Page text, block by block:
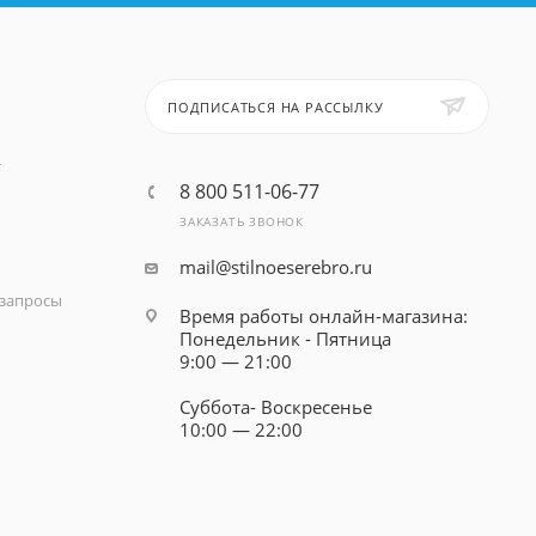
ПОДПИСАТЬСЯ НА РАССЫЛКУ
8 800 511-06-77
ЗАКАЗАТЬ ЗВОНОК
mail@stilnoeserebro.ru
Время работы онлайн-магазина:
Понедельник - Пятница
9:00 — 21:00
Суббота- Воскресенье
10:00 — 22:00